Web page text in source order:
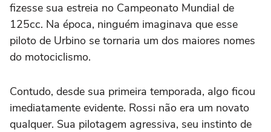
fizesse sua estreia no Campeonato Mundial de
125cc. Na época, ninguém imaginava que esse
piloto de Urbino se tornaria um dos maiores nomes
do motociclismo.
Contudo, desde sua primeira temporada, algo ficou
imediatamente evidente. Rossi não era um novato
qualquer. Sua pilotagem agressiva, seu instinto de